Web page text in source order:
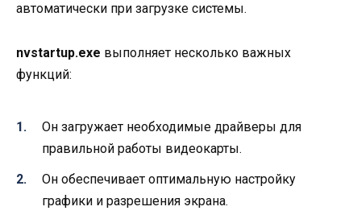
автоматически при загрузке системы.
nvstartup.exe выполняет несколько важных
функций:
Он загружает необходимые драйверы для
правильной работы видеокарты.
Он обеспечивает оптимальную настройку
графики и разрешения экрана.